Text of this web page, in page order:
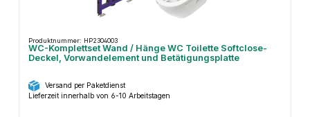
Produktnummer: HP2304003
WC-Komplettset Wand / Hänge WC Toilette Softclose-
Deckel, Vorwandelement und Betätigungsplatte
Versand per Paketdienst
Lieferzeit innerhalb von 6-10 Arbeitstagen